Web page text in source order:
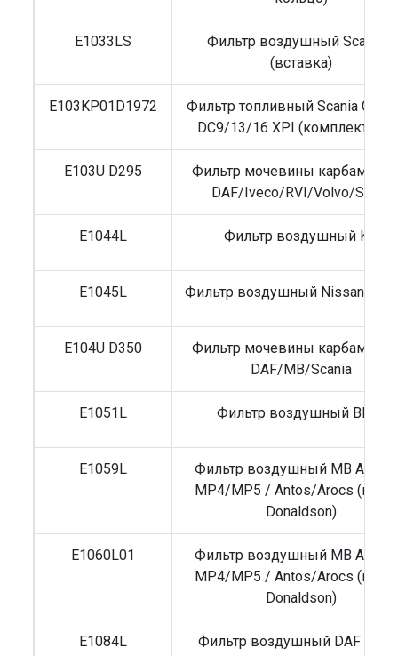
E1033LS
Фильтр воздушный Scania 4
(вставка)
E103KP01D1972
Фильтр топливный Scania G/L/
DC9/13/16 XPI (комплект
E103U D295
Фильтр мочевины
DAF/Iveco/RVI/Volvo/Sitrak
E1044L Фильтр воздушный Kia
E1045L Фильтр воздушный Nissan
E104U D350
Фильтр мочевины
DAF/MB/Scania
E1051L Фильтр воздушный BMW
E1059L
Фильтр воздушный MB
MP4/MP5 / Antos/Arocs
Donaldson)
E1060L01
Фильтр воздушный MB
MP4/MP5 / Antos/Arocs
Donaldson)
E1084L Фильтр воздушный DAF